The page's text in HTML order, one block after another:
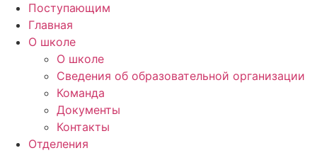
Поступающим
Главная
О школе
О школе
Сведения об образовательной организации
Команда
Документы
Контакты
Отделения